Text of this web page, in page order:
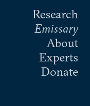
Research
Emissary
About
Experts
Donate